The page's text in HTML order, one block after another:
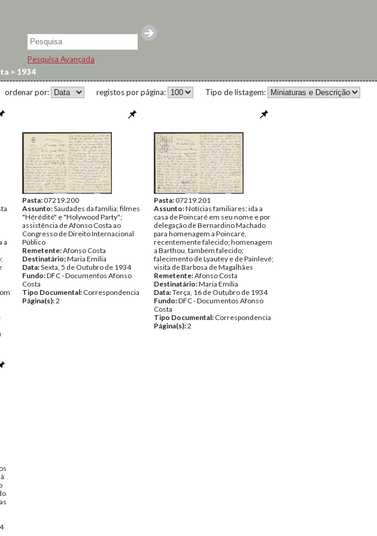
Pesquisa Avançada
> 1934
Tipo de listagem:
registos por página:
ordenar por:
a
Pasta:07219.200
Assunto:Saudades da família; filmes
"Hérédité" e "Holywood Party";
assistência de Afonso Costa ao
Congresso de Direito Internacional
Público
Remetente:Afonso Costa
Destinatário:Maria Emília
Data:Sexta, 5 de Outubro de 1934
Fundo:DFC - Documentos Afonso
Costa
Tipo Documental: Correspondencia
Página(s):2
Pasta:07219.201
Assunto:Notícias familiares; ida a
casa de Poincaré em seu nome e por
delegação de Bernardino Machado
para homenagem a Poincaré,
recentemente falecido; homenagem
a Barthou, também falecido;
falecimento de Lyautey e de Painlevé;
visita de Barbosa de Magalhães
Remetente:Afonso Costa
Destinatário:Maria Emília
Data:Terça, 16 de Outubro de 1934
Fundo:DFC - Documentos Afonso
Costa
Tipo Documental: Correspondencia
Página(s):2